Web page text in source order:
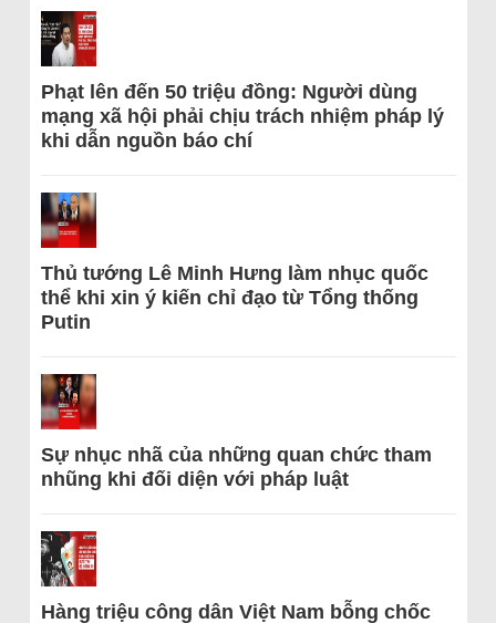
Phạt lên đến 50 triệu đồng: Người dùng
mạng xã hội phải chịu trách nhiệm pháp lý
khi dẫn nguồn báo chí
Thủ tướng Lê Minh Hưng làm nhục quốc
thể khi xin ý kiến chỉ đạo từ Tổng thống
Putin
Sự nhục nhã của những quan chức tham
nhũng khi đối diện với pháp luật
Hàng triệu công dân Việt Nam bỗng chốc